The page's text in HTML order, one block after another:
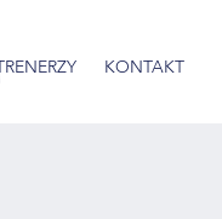
KONTAKT